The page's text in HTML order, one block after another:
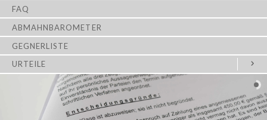
FAQ
ABMAHNBAROMETER
GEGNERLISTE
URTEILE